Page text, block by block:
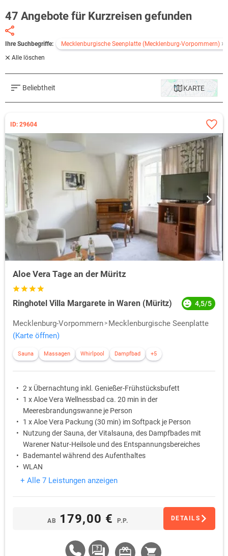
47 Angebote für Kurzreisen gefunden
Ihre Suchbegriffe:
Mecklenburgische Seenplatte (Mecklenburg-Vorpommern)
Alle löschen
Beliebtheit KARTE
ID: 29604
Aloe Vera Tage an der Müritz
Ringhotel Villa Margarete in Waren (Müritz) 4,5/5
Mecklenburg-Vorpommern
Mecklenburgische Seenplatte
(Karte öffnen)
Sauna Massagen Whirlpool Dampfbad +5
2 x Übernachtung inkl. Genießer-Frühstücksbufett
1 x Aloe Vera Wellnessbad ca. 20 min in der
Meeresbrandungswanne je Person
1 x Aloe Vera Packung (30 min) im Softpack je Person
Nutzung der Sauna, der Vitalsauna, des Dampfbades mit
Warener Natur-Heilsole und des Entspannungsbereiches
Bademantel während des Aufenthaltes
WLAN
+ Alle 7 Leistungen anzeigen
AB 179,00 € P.P. DETAILS